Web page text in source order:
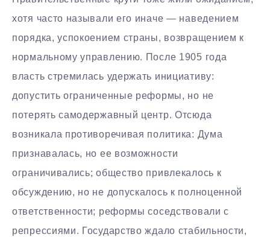
хотя часто называли его иначе — наведением
порядка, успокоением страны, возвращением к
нормальному управлению. После 1905 года
власть стремилась удержать инициативу:
допустить ограниченные реформы, но не
потерять самодержавный центр. Отсюда
возникала противоречивая политика: Дума
признавалась, но ее возможности
ограничивались; общество привлекалось к
обсуждению, но не допускалось к полноценной
ответственности; реформы соседствовали с
репрессиями. Государство ждало стабильности,